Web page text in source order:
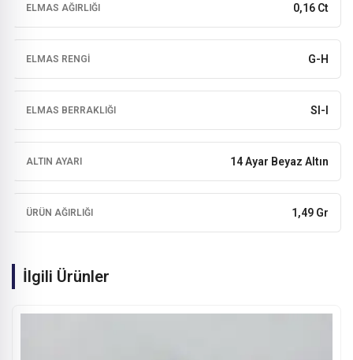
ELMAS AĞIRLIĞI 0,16 Ct
ELMAS RENGI G-H
ELMAS BERRAKLIĞI SI-I
ALTIN AYARI 14 Ayar Beyaz Altın
ÜRÜN AĞIRLIĞI 1,49 Gr
İlgili Ürünler